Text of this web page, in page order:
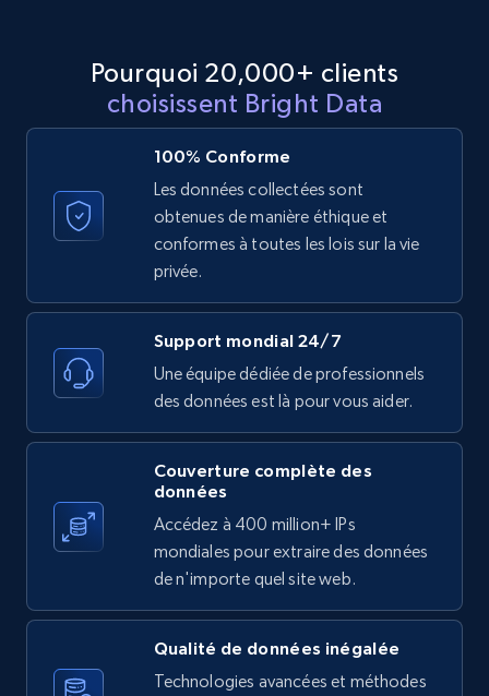
Reviews count shop, Reviews count item, Initial
price, and more.
323+
Etsy - Collect data on products using
URL, Product id, Listing inventory id, Title, Rating,
Reviews count shop, Reviews count item, Initial
price, and more.
1.9K+ 323+ Essai gratuit
Etsy - Collects data from shop's URL
URL, Product id, Listing inventory id, Title, Rating,
price, and more.
1.9K+ 323+ Essai gratuit
Pourquoi 20,000+ clients
choisissent Bright Data
100% Conforme
Les données collectées sont
obtenues de manière éthique et
conformes à toutes les lois sur la vie
privée.
Support mondial 24/7
Une équipe dédiée de professionnels
des données est là pour vous aider.
Couverture complète des
données
Accédez à 400 million+ IPs
mondiales pour extraire des données
de n'importe quel site web.
Qualité de données inégalée
Technologies avancées et méthodes